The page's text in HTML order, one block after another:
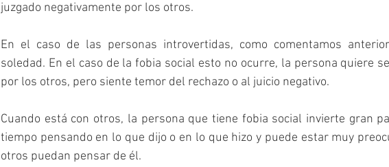
juzgado negativamente por los otros.
En el caso de las personas introvertidas, como comentamos
soledad. En el caso de la fobia social esto no ocurre, la persona quiere
por los otros, pero siente temor del rechazo o al juicio negativo.
Cuando está con otros, la persona que tiene fobia social invierte gran
tiempo pensando en lo que dijo o en lo que hizo y puede estar muy
otros puedan pensar de él.